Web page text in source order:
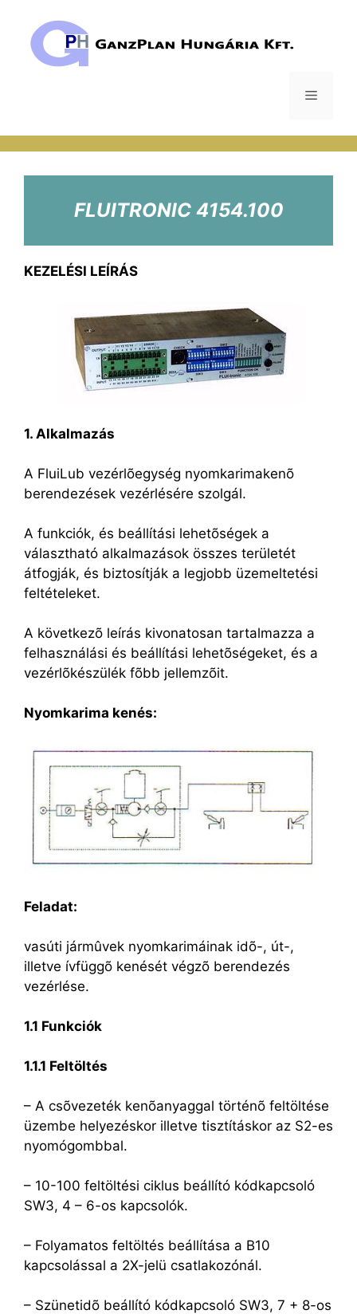
tartalomba
Menü
FLUITRONIC 4154.100
KEZELÉSI LEÍRÁS
1. Alkalmazás
A FluiLub vezérlõegység nyomkarimakenõ
berendezések vezérlésére szolgál.
A funkciók, és beállítási lehetõségek a
választható alkalmazások összes területét
átfogják, és biztosítják a legjobb üzemeltetési
feltételeket.
A következõ leírás kivonatosan tartalmazza a
felhasználási és beállítási lehetõségeket, és a
vezérlõkészülék fõbb jellemzõit.
Nyomkarima kenés:
Feladat:
vasúti jármûvek nyomkarimáinak idõ-, út-,
illetve ívfüggõ kenését végzõ berendezés
vezérlése.
1.1 Funkciók
1.1.1 Feltöltés
– A csõvezeték kenõanyaggal történõ feltöltése
üzembe helyezéskor illetve tisztításkor az S2-es
nyomógombbal.
– 10-100 feltöltési ciklus beállító kódkapcsoló
SW3, 4 – 6-os kapcsolók.
– Folyamatos feltöltés beállítása a B10
kapcsolással a 2X-jelü csatlakozónál.
– Szünetidõ beállító kódkapcsoló SW3, 7 + 8-os